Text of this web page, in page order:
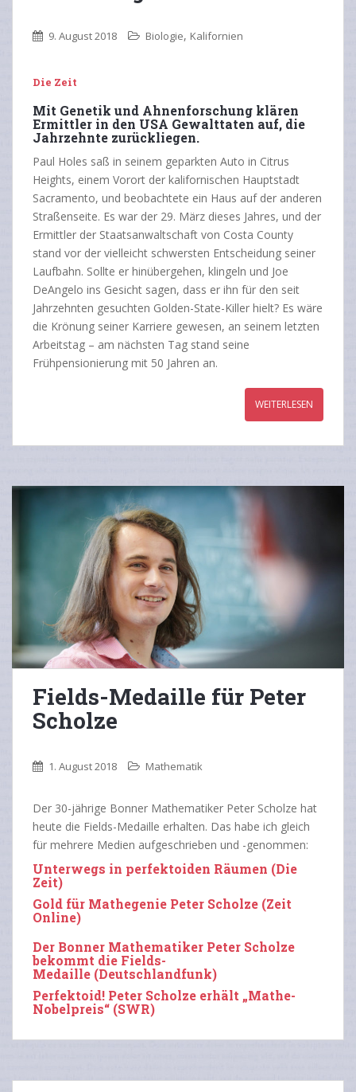
9. August 2018 Biologie, Kalifornien
Die Zeit
Mit Genetik und Ahnenforschung klären
Ermittler in den USA Gewalttaten auf, die
Jahrzehnte zurückliegen.
Paul Holes saß in seinem geparkten Auto in Citrus
Heights, einem Vorort der kalifornischen Hauptstadt
Sacramento, und beobachtete ein Haus auf der anderen
Straßenseite. Es war der 29. März dieses Jahres, und der
Ermittler der Staatsanwaltschaft von Costa County
stand vor der vielleicht schwersten Entscheidung seiner
Laufbahn. Sollte er hinübergehen, klingeln und Joe
DeAngelo ins Gesicht sagen, dass er ihn für den seit
Jahrzehnten gesuchten Golden-State-Killer hielt? Es wäre
die Krönung seiner Karriere gewesen, an seinem letzten
Arbeitstag – am nächsten Tag stand seine
Frühpensionierung mit 50 Jahren an.
WEITERLESEN
Fields-Medaille für Peter
Scholze
1. August 2018 Mathematik
Der 30-jährige Bonner Mathematiker Peter Scholze hat
heute die Fields-Medaille erhalten. Das habe ich gleich
für mehrere Medien aufgeschrieben und -genommen:
Unterwegs in perfektoiden Räumen (Die
Zeit)
Gold für Mathegenie Peter Scholze (Zeit
Online)
Der Bonner Mathematiker Peter Scholze
bekommt die Fields-
Medaille (Deutschlandfunk)
Perfektoid! Peter Scholze erhält „Mathe-
Nobelpreis“ (SWR)